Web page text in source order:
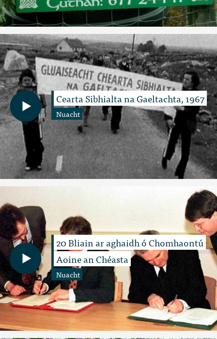
Cearta Sibhialta na Gaeltachta, 1967
Nuacht
20 Bliain ar aghaidh ó Chomhaontú
Aoine an Chéasta
Nuacht